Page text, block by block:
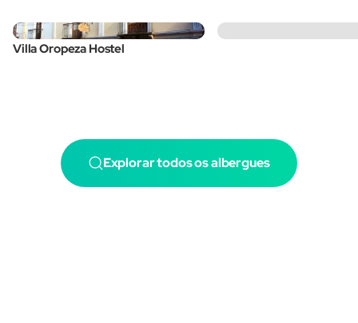
Villa Oropeza Hostel
Explorar todos os albergues